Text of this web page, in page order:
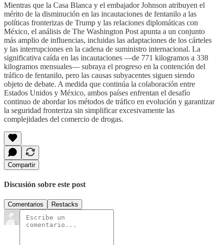
Mientras que la Casa Blanca y el embajador Johnson atribuyen el
mérito de la disminución en las incautaciones de fentanilo a las
políticas fronterizas de Trump y las relaciones diplomáticas con
México, el análisis de The Washington Post apunta a un conjunto
más amplio de influencias, incluidas las adaptaciones de los cárteles
y las interrupciones en la cadena de suministro internacional. La
significativa caída en las incautaciones —de 771 kilogramos a 338
kilogramos mensuales— subraya el progreso en la contención del
tráfico de fentanilo, pero las causas subyacentes siguen siendo
objeto de debate. A medida que continúa la colaboración entre
Estados Unidos y México, ambos países enfrentan el desafío
continuo de abordar los métodos de tráfico en evolución y garantizar
la seguridad fronteriza sin simplificar excesivamente las
complejidades del comercio de drogas.
Compartir
Discusión sobre este post
Comentarios Restacks